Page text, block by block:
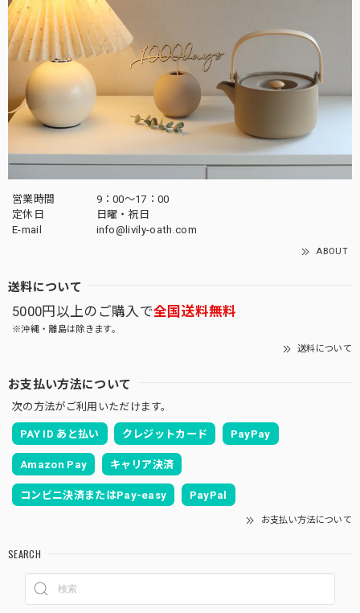
営業時間
9：00～17：00
定休日
日曜・祝日
E-mail
info@livily-oath.com
ABOUT
送料について
5000円以上のご購入で全国送料無料
※沖縄・離島は除きます。
送料について
お支払い方法について
次の方法がご利用いただけます。
PAY ID あと払い クレジットカード PayPay
Amazon Pay キャリア決済
コンビニ決済またはPay-easy PayPal
お支払い方法について
SEARCH